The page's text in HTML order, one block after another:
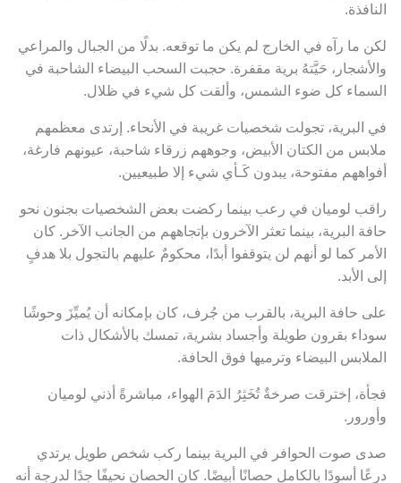
النافذة.
لكن ما رآه في الخارج لم يكن ما توقعه. بدلًا من الجبال والمراعي
والأشجار، حَيَّتهُ برية مقفرة. حجبت السحب البيضاء الشاحبة في
السماء كل ضوء الشمس، وألقت كل شيء في ظلال.
في البرية، تجولت شخصيات غريبة في الأنحاء. إرتدى معظمهم
ملابس من الكتان الأبيض، وجوههم زرقاء شاحبة، عيونهم فارغة،
أفواههم مفتوحة، يبدون كَـأي شيء إلا طبيعيين.
راقب لوميان في رعب بينما ركضت بعض الشخصيات بجنون نحو
حافة البرية، بينما تعثر الآخرون بإتجاههم من الجانب الآخر. كان
الأمر كما لو أنهم لن يتوقفوا أبدًا، محكومٌ عليهم بالتجول بلا هدفٍ
إلى الأبد.
على حافة البرية، بالقرب من جُرف، كان بإمكانه أن يُميِّزَ وحوشًا
سوداء بقرون طويلة وأجساد بشرية، تمسك بالأشكال ذات
الملابس البيضاء وترميها فوق الحافة.
فجأة، إخترقت صرخةٌ تُخَثِرُ الدَمَ الهواء، مباشرةً أذني لوميان
وأورور.
صدى صوت الحوافر في البرية بينما ركب شخص طويل يرتدي
درعًا أسودًا بالكامل حصانًا أبيضًا. كان الحصان نحيفًا جدًا لدرجة أنه